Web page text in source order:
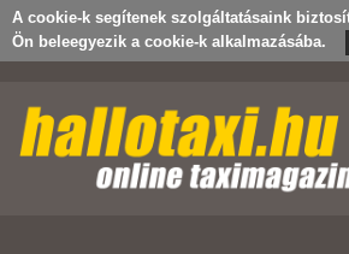
A cookie-k segítenek szolgáltatásaink
Ön beleegyezik a cookie-k alkalmazásába.